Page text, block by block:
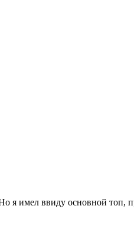
я имел ввиду основной